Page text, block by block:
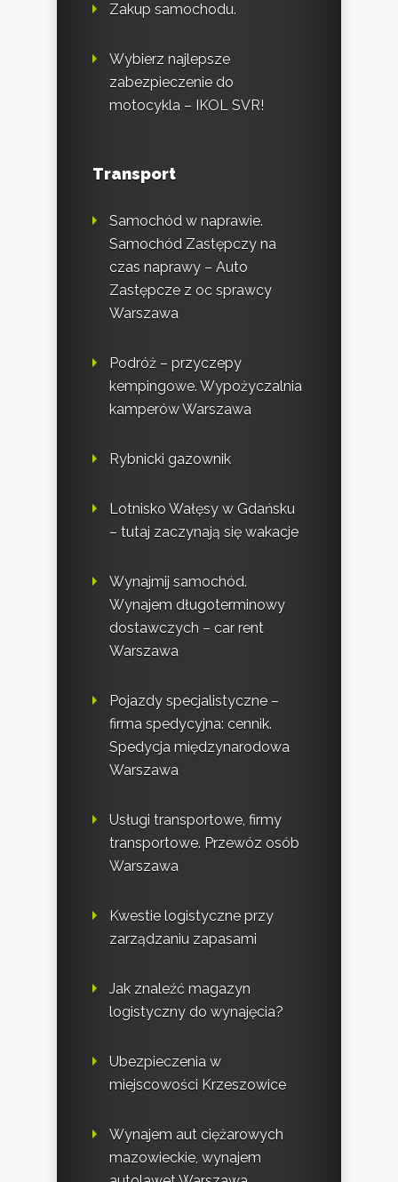
Zakup samochodu.
Wybierz najlepsze
zabezpieczenie do
motocykla – IKOL SVR!
Transport
Samochód w naprawie.
Samochód Zastępczy na
czas naprawy – Auto
Zastępcze z oc sprawcy
Warszawa
Podróż – przyczepy
kempingowe. Wypożyczalnia
kamperów Warszawa
Rybnicki gazownik
Lotnisko Wałęsy w Gdańsku
– tutaj zaczynają się wakacje
Wynajmij samochód.
Wynajem długoterminowy
dostawczych – car rent
Warszawa
Pojazdy specjalistyczne –
firma spedycyjna: cennik.
Spedycja międzynarodowa
Warszawa
Usługi transportowe, firmy
transportowe. Przewóz osób
Warszawa
Kwestie logistyczne przy
zarządzaniu zapasami
Jak znaleźć magazyn
logistyczny do wynajęcia?
Ubezpieczenia w
miejscowości Krzeszowice
Wynajem aut ciężarowych
mazowieckie, wynajem